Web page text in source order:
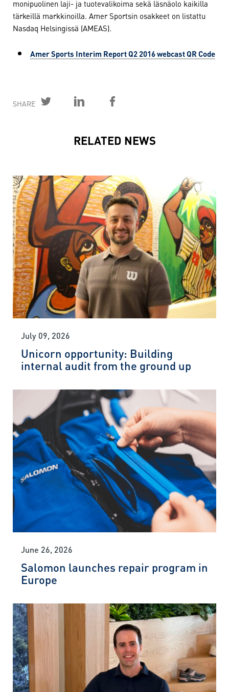
monipuolinen laji- ja tuotevalikoima sekä läsnäolo kaikilla
tärkeillä markkinoilla. Amer Sportsin osakkeet on listattu
Nasdaq Helsingissä (AMEAS).
Amer Sports Interim Report Q2 2016 webcast QR Code
SHARE
RELATED NEWS
July 09, 2026
Unicorn opportunity: Building
internal audit from the ground up
June 26, 2026
Salomon launches repair program in
Europe